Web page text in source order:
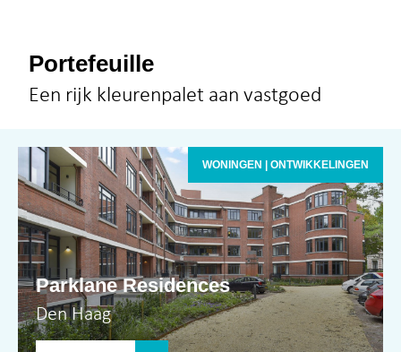
Portefeuille
Een rijk kleurenpalet aan vastgoed
Parklane Residences
Den Haag
WONINGEN | ONTWIKKELINGEN